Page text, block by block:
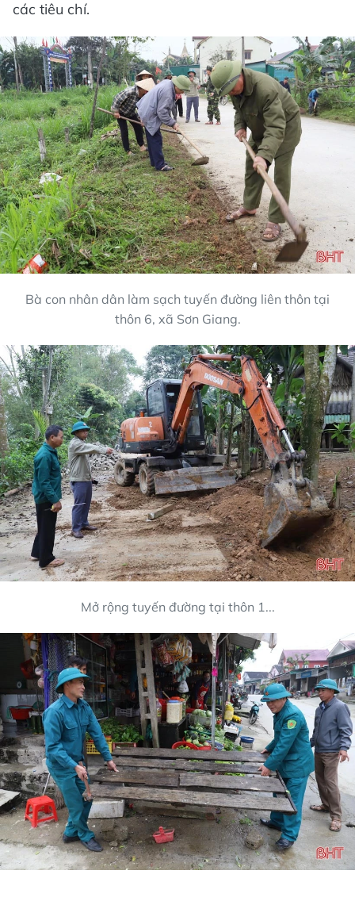
các tiêu chí.
Bà con nhân dân làm sạch tuyến đường liên thôn tại
thôn 6, xã Sơn Giang.
Mở rộng tuyến đường tại thôn 1...